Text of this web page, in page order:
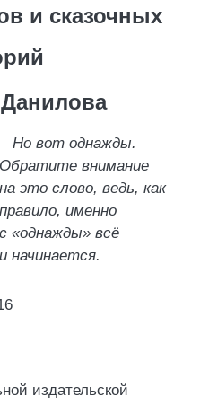
и сказочных
Но вот однажды.
Обратите внимание
на это слово, ведь, как
правило, именно
с «однажды» всё
и начинается.
издательской